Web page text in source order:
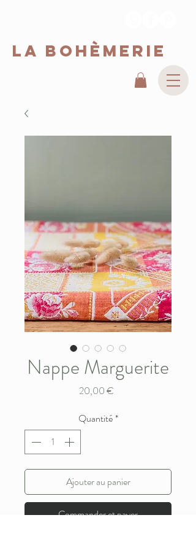
La Bohèmerie
Nappe Marguerite
20,00 €
Quantité*
Ajouter au panier
Commander et payer